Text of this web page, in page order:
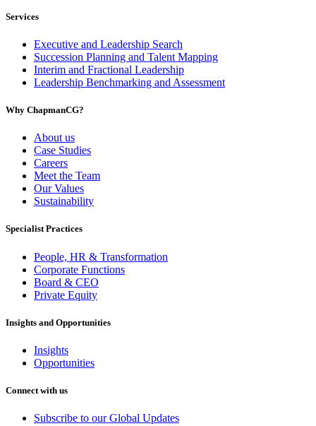
Services
Executive and Leadership Search
Succession Planning and Talent Mapping
Interim and Fractional Leadership
Leadership Benchmarking and Assessment
Why ChapmanCG?
About us
Case Studies
Careers
Meet the Team
Our Values
Sustainability
Specialist Practices
People, HR & Transformation
Corporate Functions
Board & CEO
Private Equity
Insights and Opportunities
Insights
Opportunities
Connect with us
Subscribe to our Global Updates